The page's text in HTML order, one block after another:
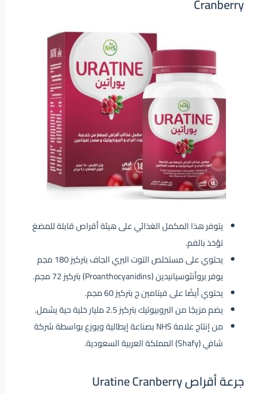
Cranberry
يتوفر هذا المكمل الغذائي على هيئة أقراص قابلة للمضغ
تؤخذ بالفم.
يحتوي على مستخلص التوت البري الجاف بتركيز 180 مجم
يوفر بروأنثوسيانيدين (Proanthocyanidins) بتركيز 72 مجم.
يحتوي أيضًا على فيتامين ج بتركيز 60 مجم.
يضم مزيجًا من البروبيوتيك بتركيز 2.5 مليار خلية حية يشمل.
من إنتاج علامة NHS بصناعة إيطالية ويوزع بواسطة شركة
شافي (Shafy) المملكة العربية السعودية.
جرعة أقراص Uratine Cranberry